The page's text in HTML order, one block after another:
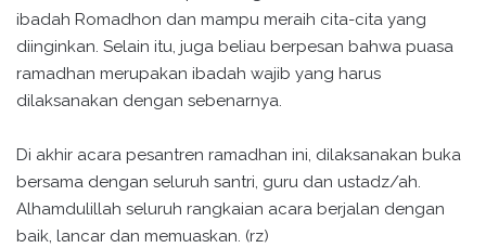
ibadah Romadhon dan mampu meraih cita-cita yang
diinginkan. Selain itu, juga beliau berpesan bahwa puasa
ramadhan merupakan ibadah wajib yang harus
dilaksanakan dengan sebenarnya.
Di akhir acara pesantren ramadhan ini, dilaksanakan buka
bersama dengan seluruh santri, guru dan ustadz/ah.
Alhamdulillah seluruh rangkaian acara berjalan dengan
baik, lancar dan memuaskan. (rz)